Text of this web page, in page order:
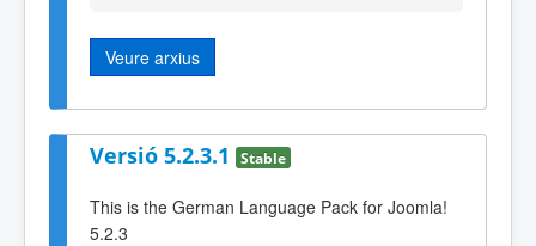
Veure arxius
Versió 5.2.3.1 Stable
This is the German Language Pack for Joomla!
5.2.3